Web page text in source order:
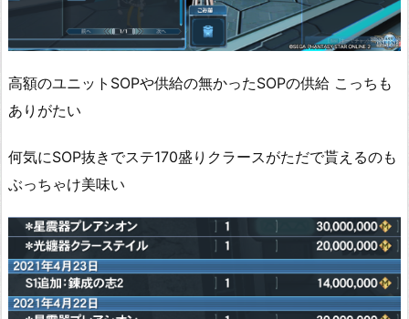
高額のユニットSOPや供給の無かったSOPの供給 こっちも
ありがたい
何気にSOP抜きでステ170盛りクラースがただで貰えるのも
ぶっちゃけ美味い